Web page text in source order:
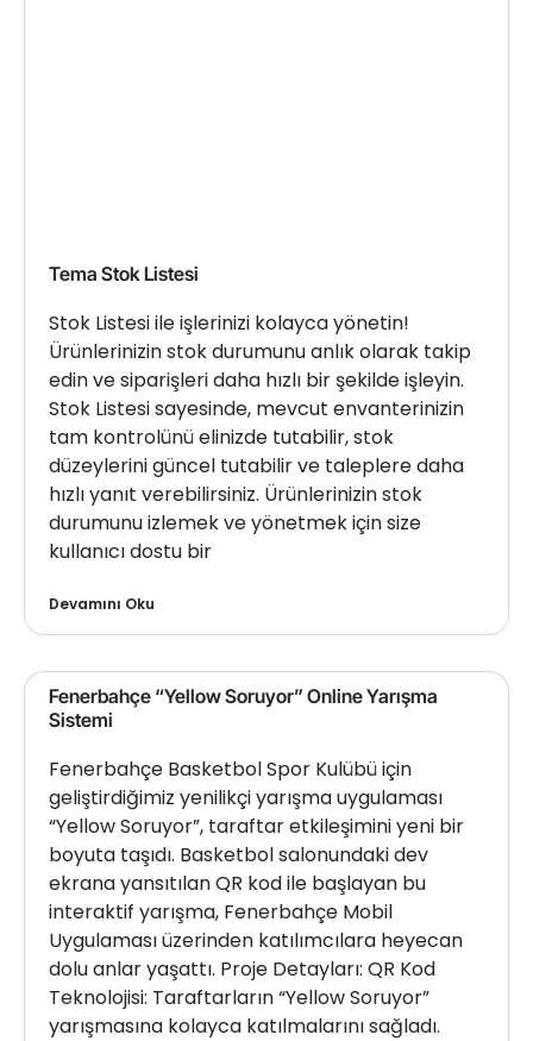
Tema Stok Listesi
Stok Listesi ile işlerinizi kolayca yönetin!
Ürünlerinizin stok durumunu anlık olarak takip
edin ve siparişleri daha hızlı bir şekilde işleyin.
Stok Listesi sayesinde, mevcut envanterinizin
tam kontrolünü elinizde tutabilir, stok
düzeylerini güncel tutabilir ve taleplere daha
hızlı yanıt verebilirsiniz. Ürünlerinizin stok
durumunu izlemek ve yönetmek için size
kullanıcı dostu bir
Devamını Oku
Fenerbahçe “Yellow Soruyor” Online Yarışma
Sistemi
Fenerbahçe Basketbol Spor Kulübü için
geliştirdiğimiz yenilikçi yarışma uygulaması
“Yellow Soruyor”, taraftar etkileşimini yeni bir
boyuta taşıdı. Basketbol salonundaki dev
ekrana yansıtılan QR kod ile başlayan bu
interaktif yarışma, Fenerbahçe Mobil
Uygulaması üzerinden katılımcılara heyecan
dolu anlar yaşattı. Proje Detayları: QR Kod
Teknolojisi: Taraftarların “Yellow Soruyor”
yarışmasına kolayca katılmalarını sağladı.